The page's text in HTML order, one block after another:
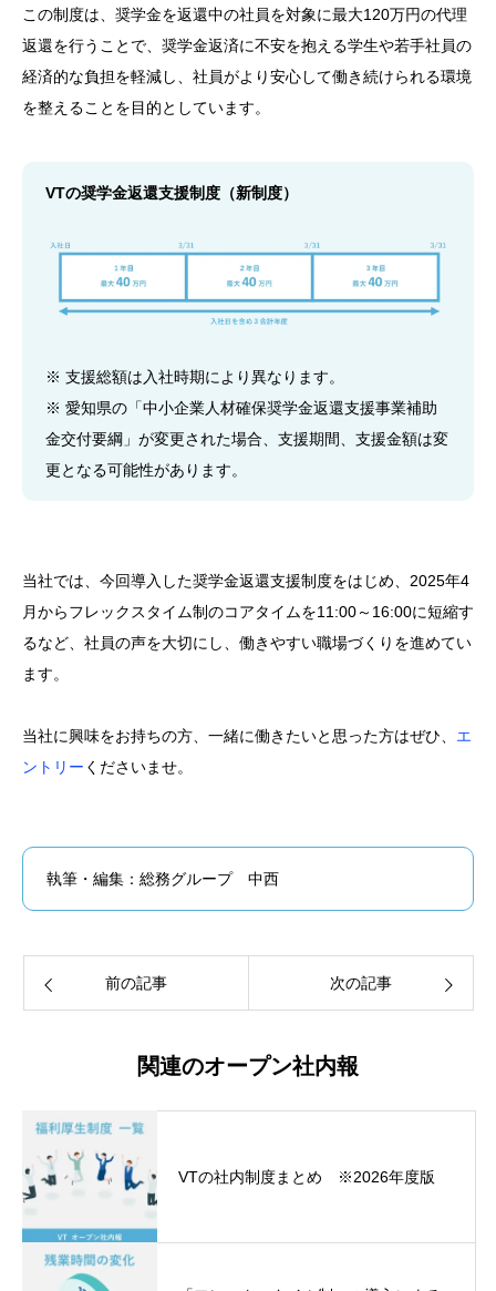
この制度は、奨学金を返還中の社員を対象に最大120万円の代理
返還を行うことで、奨学金返済に不安を抱える学生や若手社員の
経済的な負担を軽減し、社員がより安心して働き続けられる環境
を整えることを目的としています。
VTの奨学金返還支援制度（新制度）
※ 支援総額は入社時期により異なります。
※ 愛知県の「中小企業人材確保奨学金返還支援事業補助
金交付要綱」が変更された場合、支援期間、支援金額は変
更となる可能性があります。
当社では、今回導入した奨学金返還支援制度をはじめ、2025年4
月からフレックスタイム制のコアタイムを11:00～16:00に短縮す
るなど、社員の声を大切にし、働きやすい職場づくりを進めてい
ます。
当社に興味をお持ちの方、一緒に働きたいと思った方はぜひ、 エ
ントリー くださいませ。
執筆・編集：総務グループ 中西
前の記事 次の記事
関連のオープン社内報
VTの社内制度まとめ ※2026年度版